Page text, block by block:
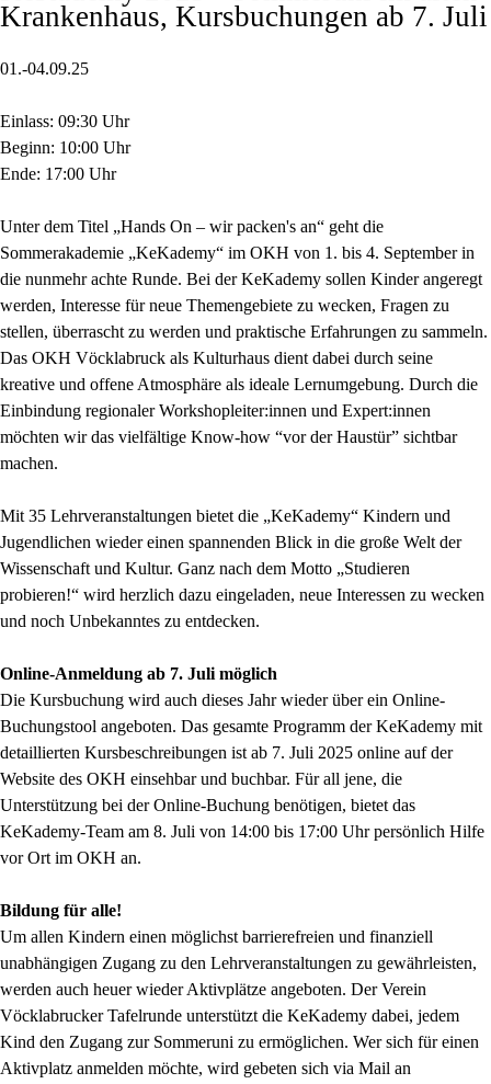
Krankenhaus, Kursbuchungen ab 7. Juli
01.-04.09.25
Einlass: 09:30 Uhr
Beginn: 10:00 Uhr
Ende: 17:00 Uhr
Unter dem Titel „Hands On – wir packen's an“ geht die
Sommerakademie „KeKademy“ im OKH von 1. bis 4. September in
die nunmehr achte Runde. Bei der KeKademy sollen Kinder angeregt
werden, Interesse für neue Themengebiete zu wecken, Fragen zu
stellen, überrascht zu werden und praktische Erfahrungen zu sammeln.
Das OKH Vöcklabruck als Kulturhaus dient dabei durch seine
kreative und offene Atmosphäre als ideale Lernumgebung. Durch die
Einbindung regionaler Workshopleiter:innen und Expert:innen
möchten wir das vielfältige Know-how “vor der Haustür” sichtbar
machen.
Mit 35 Lehrveranstaltungen bietet die „KeKademy“ Kindern und
Jugendlichen wieder einen spannenden Blick in die große Welt der
Wissenschaft und Kultur. Ganz nach dem Motto „Studieren
probieren!“ wird herzlich dazu eingeladen, neue Interessen zu wecken
und noch Unbekanntes zu entdecken.
Online-Anmeldung ab 7. Juli möglich
Die Kursbuchung wird auch dieses Jahr wieder über ein Online-
Buchungstool angeboten. Das gesamte Programm der KeKademy mit
detaillierten Kursbeschreibungen ist ab 7. Juli 2025 online auf der
Website des OKH einsehbar und buchbar. Für all jene, die
Unterstützung bei der Online-Buchung benötigen, bietet das
KeKademy-Team am 8. Juli von 14:00 bis 17:00 Uhr persönlich Hilfe
vor Ort im OKH an.
Bildung für alle!
Um allen Kindern einen möglichst barrierefreien und finanziell
unabhängigen Zugang zu den Lehrveranstaltungen zu gewährleisten,
werden auch heuer wieder Aktivplätze angeboten. Der Verein
Vöcklabrucker Tafelrunde unterstützt die KeKademy dabei, jedem
Kind den Zugang zur Sommeruni zu ermöglichen. Wer sich für einen
Aktivplatz anmelden möchte, wird gebeten sich via Mail an